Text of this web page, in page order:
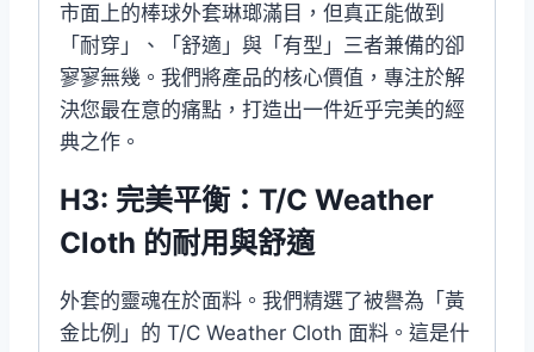
市面上的棒球外套琳瑯滿目，但真正能做到
「耐穿」、「舒適」與「有型」三者兼備的卻
寥寥無幾。我們將產品的核心價值，專注於解
決您最在意的痛點，打造出一件近乎完美的經
典之作。
H3: 完美平衡：T/C Weather
Cloth 的耐用與舒適
外套的靈魂在於面料。我們精選了被譽為「黃
金比例」的 T/C Weather Cloth 面料。這是什